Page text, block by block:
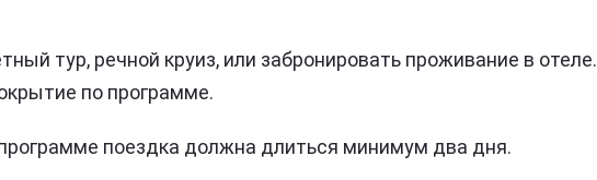
тур, речной круиз, или забронировать проживание в отеле.
по программе.
поездка должна длиться минимум два дня.